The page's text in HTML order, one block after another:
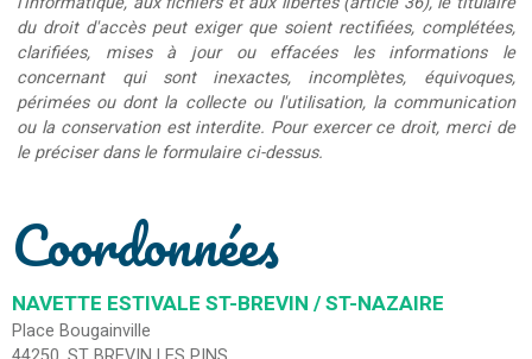
du droit d'accès peut exiger que soient rectifiées, complétées,
clarifiées, mises à jour ou effacées les informations le
concernant qui sont inexactes, incomplètes, équivoques,
périmées ou dont la collecte ou l'utilisation, la communication
ou la conservation est interdite. Pour exercer ce droit, merci de
le préciser dans le formulaire ci-dessus.
Coordonnées
NAVETTE ESTIVALE ST-BREVIN / ST-NAZAIRE
Place Bougainville